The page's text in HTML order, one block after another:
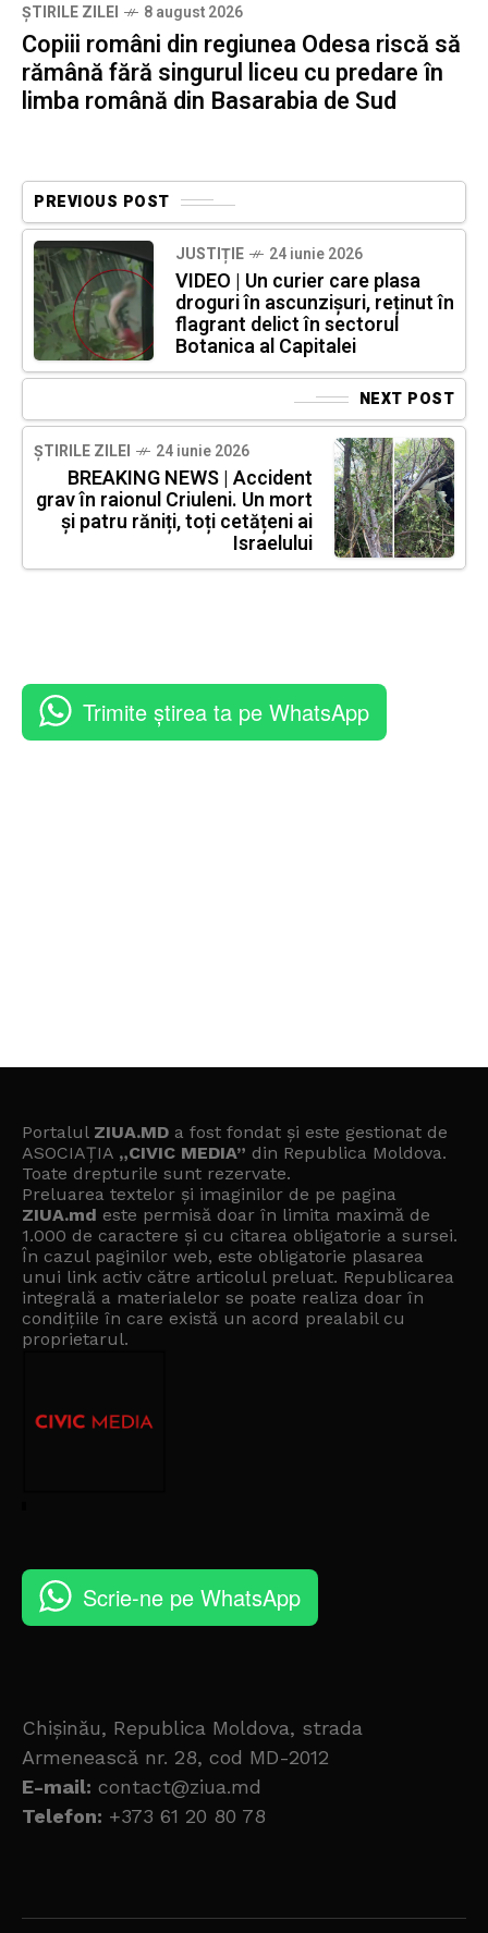
ȘTIRILE ZILEI 8 august 2026
Copiii români din regiunea Odesa riscă să
rămână fără singurul liceu cu predare în
limba română din Basarabia de Sud
PREVIOUS POST
JUSTIȚIE 24 iunie 2026
VIDEO | Un curier care plasa
droguri în ascunzișuri, reținut în
flagrant delict în sectorul
Botanica al Capitalei
NEXT POST
ȘTIRILE ZILEI 24 iunie 2026
BREAKING NEWS | Accident
grav în raionul Criuleni. Un mort
și patru răniți, toți cetățeni ai
Israelului
Trimite știrea ta pe WhatsApp
Portalul ZIUA.MD a fost fondat și este gestionat de
ASOCIAȚIA „CIVIC MEDIA” din Republica Moldova.
Toate drepturile sunt rezervate.
Preluarea textelor și imaginilor de pe pagina
ZIUA.md este permisă doar în limita maximă de
1.000 de caractere și cu citarea obligatorie a sursei.
În cazul paginilor web, este obligatorie plasarea
unui link activ către articolul preluat. Republicarea
integrală a materialelor se poate realiza doar în
condițiile în care există un acord prealabil cu
proprietarul.
Scrie-ne pe WhatsApp
Chișinău, Republica Moldova, strada
Armenească nr. 28, cod MD-2012
E-mail: contact@ziua.md
Telefon: +373 61 20 80 78